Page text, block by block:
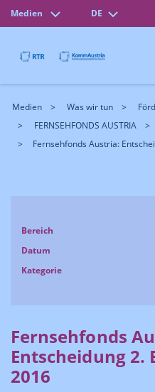
Medien DE
Medien Was wir tun
FERNSEHFONDS AUSTRIA
Fernsehfonds Austria:
Bereich
Datum
Kategorie
Fernsehfonds
Entscheidung
2016